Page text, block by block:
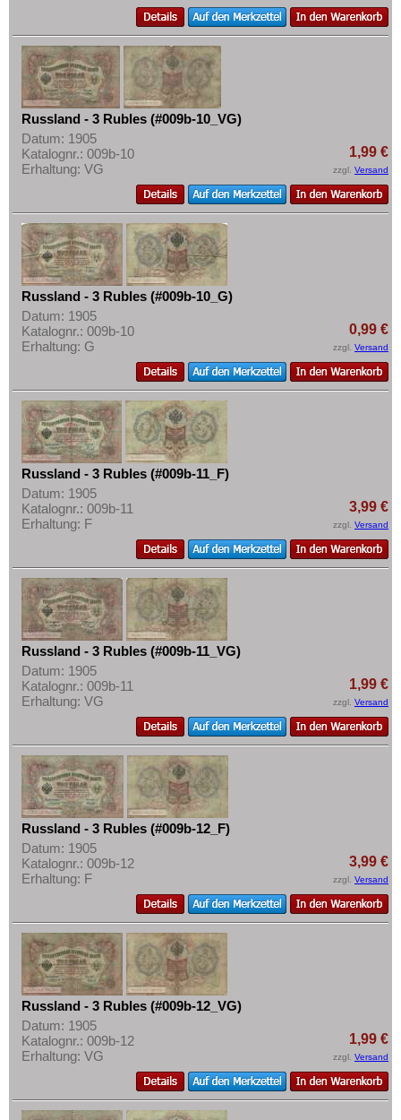
Russland - 3 Rubles (#009b-10_VG)
Datum: 1905
Katalognr.: 009b-10
Erhaltung: VG
1,99 €
zzgl. Versand
Russland - 3 Rubles (#009b-10_G)
Datum: 1905
Katalognr.: 009b-10
Erhaltung: G
0,99 €
zzgl. Versand
Russland - 3 Rubles (#009b-11_F)
Datum: 1905
Katalognr.: 009b-11
Erhaltung: F
3,99 €
zzgl. Versand
Russland - 3 Rubles (#009b-11_VG)
Datum: 1905
Katalognr.: 009b-11
Erhaltung: VG
1,99 €
zzgl. Versand
Russland - 3 Rubles (#009b-12_F)
Datum: 1905
Katalognr.: 009b-12
Erhaltung: F
3,99 €
zzgl. Versand
Russland - 3 Rubles (#009b-12_VG)
Datum: 1905
Katalognr.: 009b-12
Erhaltung: VG
1,99 €
zzgl. Versand